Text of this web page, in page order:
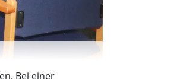
Bei einer